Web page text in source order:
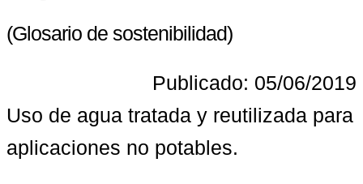
(Glosario de sostenibilidad)
Publicado: 05/06/2019
Uso de agua tratada y reutilizada para
aplicaciones no potables.